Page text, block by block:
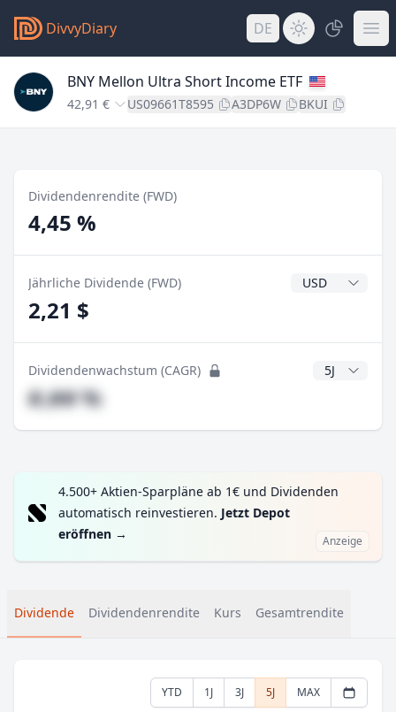
DivvyDiary DE
BNY Mellon Ultra Short Income ETF
42,91 € US09661T8595 A3DP6W BKUI
Dividendenrendite (FWD)
4,45 %
Jährliche Dividende (FWD)
2,21 $
Dividendenwachstum (CAGR) CAGR Jahre
#,## %
4.500+ Aktien-Sparpläne ab 1€ und Dividenden
automatisch reinvestieren. Jetzt Depot
eröffnen → Anzeige
Dividende Dividendenrendite Kurs Gesamtrendite
YTD 1J 3J 5J MAX